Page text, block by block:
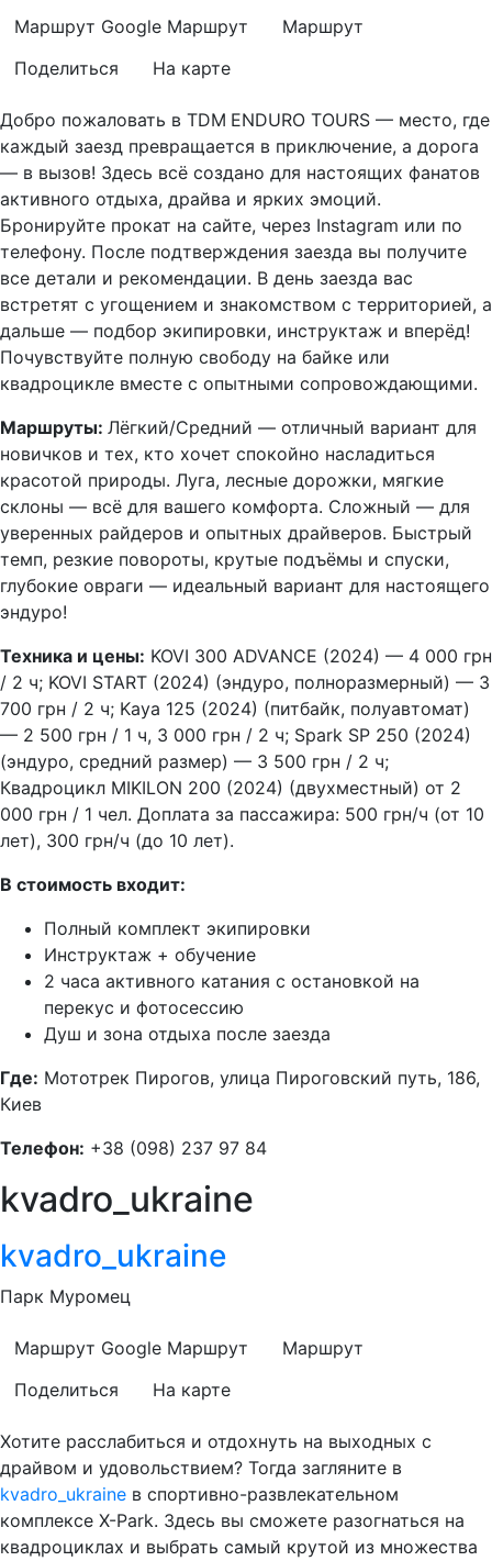
Маршрут Google Маршрут
Маршрут
Поделиться
На карте
Добро пожаловать в TDM ENDURO TOURS — место, где
каждый заезд превращается в приключение, а дорога
— в вызов! Здесь всё создано для настоящих фанатов
активного отдыха, драйва и ярких эмоций.
Бронируйте прокат на сайте, через Instagram или по
телефону. После подтверждения заезда вы получите
все детали и рекомендации. В день заезда вас
встретят с угощением и знакомством с территорией, а
дальше — подбор экипировки, инструктаж и вперёд!
Почувствуйте полную свободу на байке или
квадроцикле вместе с опытными сопровождающими.
Маршруты: Лёгкий/Средний — отличный вариант для
новичков и тех, кто хочет спокойно насладиться
красотой природы. Луга, лесные дорожки, мягкие
склоны — всё для вашего комфорта. Сложный — для
уверенных райдеров и опытных драйверов. Быстрый
темп, резкие повороты, крутые подъёмы и спуски,
глубокие овраги — идеальный вариант для настоящего
эндуро!
Техника и цены: KOVI 300 ADVANCE (2024) — 4 000 грн
/ 2 ч; KOVI START (2024) (эндуро, полноразмерный) — 3
700 грн / 2 ч; Kaya 125 (2024) (питбайк, полуавтомат)
— 2 500 грн / 1 ч, 3 000 грн / 2 ч; Spark SP 250 (2024)
(эндуро, средний размер) — 3 500 грн / 2 ч;
Квадроцикл MIKILON 200 (2024) (двухместный) от 2
000 грн / 1 чел. Доплата за пассажира: 500 грн/ч (от 10
лет), 300 грн/ч (до 10 лет).
В стоимость входит:
Полный комплект экипировки
Инструктаж + обучение
2 часа активного катания с остановкой на
перекус и фотосессию
Душ и зона отдыха после заезда
Где: Мототрек Пирогов, улица Пироговский путь, 186,
Киев
Телефон: +38 (098) 237 97 84
kvadro_ukraine
kvadro_ukraine
Парк Муромец
Маршрут Google Маршрут
Маршрут
Поделиться
На карте
Хотите расслабиться и отдохнуть на выходных с
драйвом и удовольствием? Тогда загляните в
kvadro_ukraine в спортивно-развлекательном
комплексе X-Park. Здесь вы сможете разогнаться на
квадроциклах и выбрать самый крутой из множества